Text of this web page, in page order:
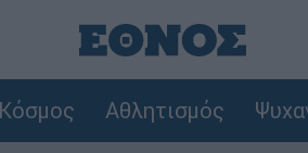
Κόσμος Αθλητισμός